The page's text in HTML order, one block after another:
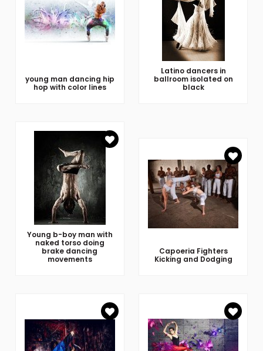
young man dancing hip
hop with color lines
Latino dancers in
ballroom isolated on
black
Young b-boy man with
naked torso doing
brake dancing
movements
Capoeria Fighters
Kicking and Dodging